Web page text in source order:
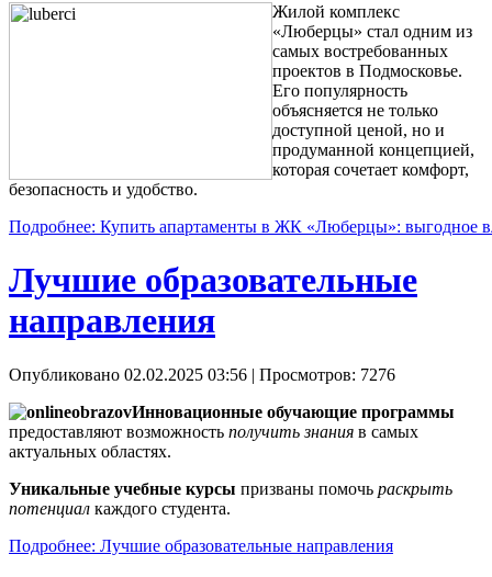
Жилой комплекс
«Люберцы» стал одним из
самых востребованных
проектов в Подмосковье.
Его популярность
объясняется не только
доступной ценой, но и
продуманной концепцией,
которая сочетает комфорт,
безопасность и удобство.
Подробнее: Купить апартаменты в ЖК «Люберцы»: выгодное
Лучшие образовательные
направления
Опубликовано 02.02.2025 03:56 | Просмотров: 7276
Инновационные обучающие программы
предоставляют возможность получить знания в самых
актуальных областях.
Уникальные учебные курсы призваны помочь раскрыть
потенциал каждого студента.
Подробнее: Лучшие образовательные направления